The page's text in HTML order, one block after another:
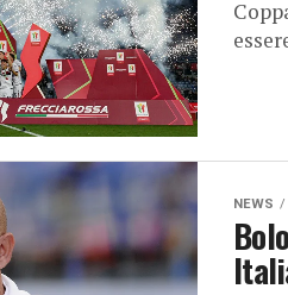
NEWS